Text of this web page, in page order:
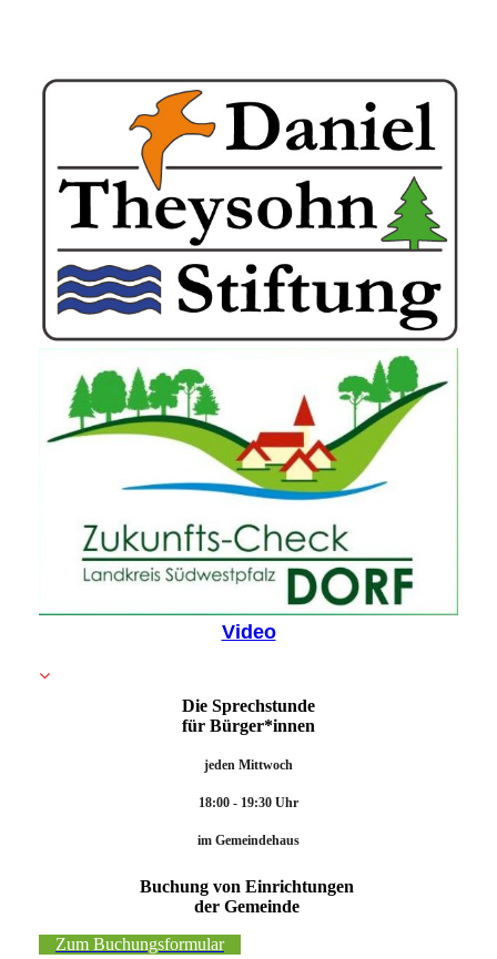
Video
Die Sprechstunde
für Bürger*innen
jeden Mittwoch
18:00 - 19:30 Uhr
im Gemeindehaus
Buchung von Einrichtungen
der Gemeinde
Zum Buchungsformular